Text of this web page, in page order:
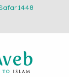
1448